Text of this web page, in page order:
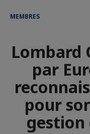
MEMBRES
Lombard
par
pour
gestion